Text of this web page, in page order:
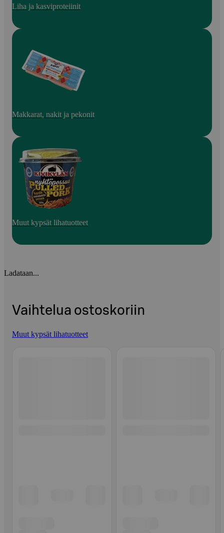
Liha ja kasviproteiinit
Makkarat, nakit ja pekonit
Muut kypsät lihatuotteet
Ladataan...
Vaihtelua ostoskoriin
Muut kypsät lihatuotteet